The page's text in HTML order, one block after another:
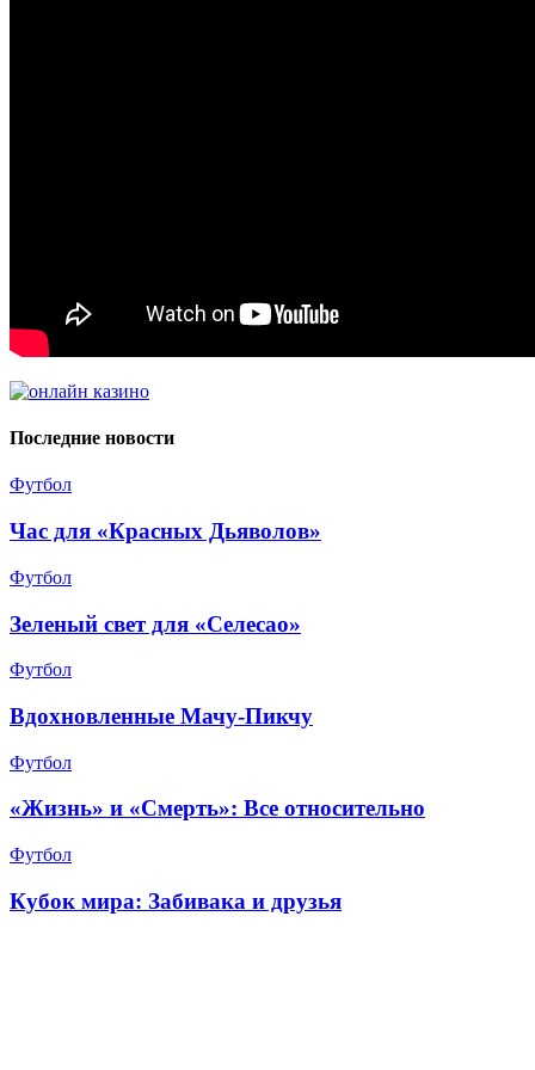
Последние новости
Футбол
Час для «Красных Дьяволов»
Футбол
Зеленый свет для «Селесао»
Футбол
Вдохновленные Мачу-Пикчу
Футбол
«Жизнь» и «Смерть»: Все относительно
Футбол
Кубок мира: Забивака и друзья